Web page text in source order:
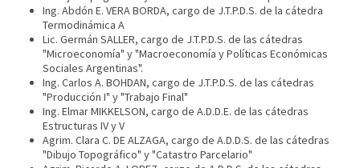
Ing. Abdón E. VERA BORDA, cargo de J.T.P.D.S. de la cátedra
Termodinámica A
Lic. Germán SALLER, cargo de J.T.P.D.S. de las cátedras
"Microeconomía" y "Macroeconomía y Políticas Económicas
Sociales Argentinas".
Ing. Carlos A. BOHDAN, cargo de J.T.P.D.S. de las cátedras
"Producción I" y "Trabajo Final"
Ing. Elmar MIKKELSON, cargo de A.D.D.E. de las cátedras
Estructuras IV y V
Agrim. Clara C. DE ALZAGA, cargo de A.D.D.S. de las cátedras
"Dibujo Topográfico" y "Catastro Parcelario"